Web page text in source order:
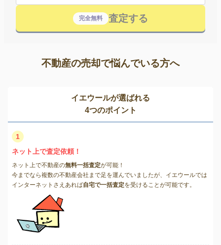
完全無料 査定する
不動産の売却で悩んでいる方へ
イエウールが選ばれる
4つのポイント
1
ネット上で査定依頼！
ネット上で不動産の無料一括査定が可能！
今までなら複数の不動産会社まで足を運んでいましたが、イエウールでは
インターネットさえあれば自宅で一括査定を受けることが可能です。